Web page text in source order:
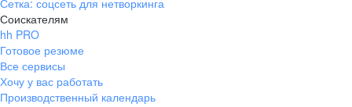
Сетка: соцсеть для нетворкинга
Соискателям
hh PRO
Готовое резюме
Все сервисы
Хочу у вас работать
Производственный календарь